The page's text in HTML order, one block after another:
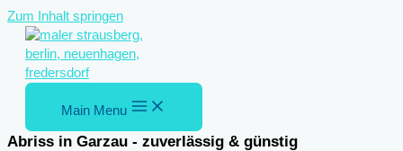
Zum Inhalt springen
Main Menu
Abriss in Garzau - zuverlässig & günstig